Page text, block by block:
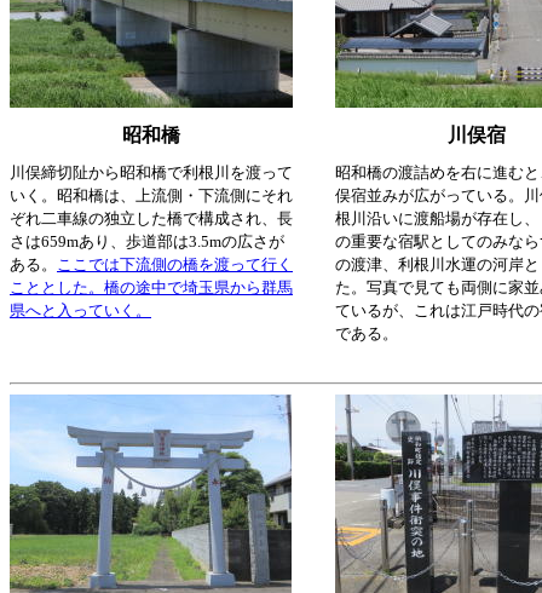
昭和橋 川俣宿
川俣締切阯から昭和橋で利根川を渡って
いく。昭和橋は、上流側・下流側にそれ
ぞれ二車線の独立した橋で構成され、長
さは659mあり、歩道部は3.5mの広さが
ある。 ここでは下流側の橋を渡って行く
こととした。橋の途中で埼玉県から群馬
県へと入っていく。
昭和橋の渡詰めを右に進む
俣宿並みが広がっている。
根川沿いに渡船場が存在し
の重要な宿駅としてのみな
の渡津、利根川水運の河岸
た。写真で見ても両側に家
ているが、これは江戸時代
である。